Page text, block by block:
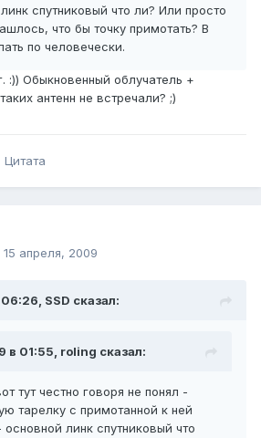
спутниковый что ли? Или просто
что бы точку примотать? В
по человечески.
:)) Обыкновенный облучатель +
антенн не встречали? ;)
Цитата
15 апреля, 2009
SSD сказал:
в 01:55, roling сказал:
тут честно говоря не понял -
тарелку с примотанной к ней
линк спутниковый что